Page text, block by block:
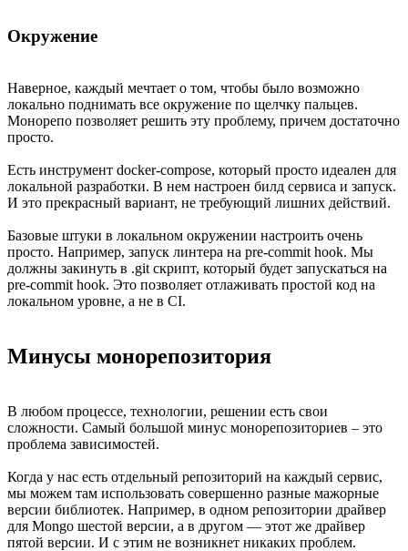
Окружение
Наверное, каждый мечтает о том, чтобы было возможно
локально поднимать все окружение по щелчку пальцев.
Монорепо позволяет решить эту проблему, причем достаточно
просто.
Есть инструмент docker-compose, который просто идеален для
локальной разработки. В нем настроен билд сервиса и запуск.
И это прекрасный вариант, не требующий лишних действий.
Базовые штуки в локальном окружении настроить очень
просто. Например, запуск линтера на pre-commit hook. Мы
должны закинуть в .git скрипт, который будет запускаться на
pre-commit hook. Это позволяет отлаживать простой код на
локальном уровне, а не в CI.
Минусы монорепозитория
В любом процессе, технологии, решении есть свои
сложности. Самый большой минус монорепозиториев – это
проблема зависимостей.
Когда у нас есть отдельный репозиторий на каждый сервис,
мы можем там использовать совершенно разные мажорные
версии библиотек. Например, в одном репозитории драйвер
для Mongo шестой версии, а в другом — этот же драйвер
пятой версии. И с этим не возникнет никаких проблем.